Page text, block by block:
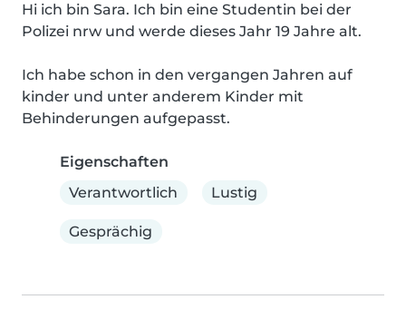
Hi ich bin Sara. Ich bin eine Studentin bei der
Polizei nrw und werde dieses Jahr 19 Jahre alt.
Ich habe schon in den vergangen Jahren auf
kinder und unter anderem Kinder mit
Behinderungen aufgepasst.
Eigenschaften
Verantwortlich
Lustig
Gesprächig